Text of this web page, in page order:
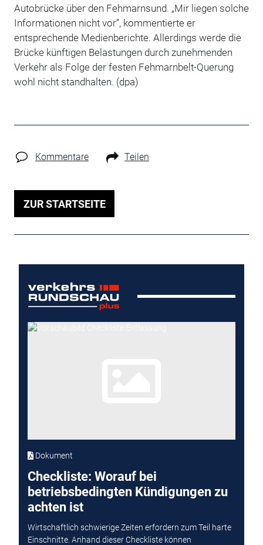
Autobrücke über den Fehmarnsund. „Mir liegen solche
Informationen nicht vor”, kommentierte er
entsprechende Medienberichte. Allerdings werde die
Brücke künftigen Belastungen durch zunehmenden
Verkehr als Folge der festen Fehmarnbelt-Querung
wohl nicht standhalten. (dpa)
Kommentare Teilen
ZUR STARTSEITE
Dokument
Checkliste: Worauf bei
betriebsbedingten Kündigungen zu
achten ist
Wirtschaftlich schwierige Zeiten erfordern zum Teil harte
Einschnitte. Anhand dieser Checkliste können